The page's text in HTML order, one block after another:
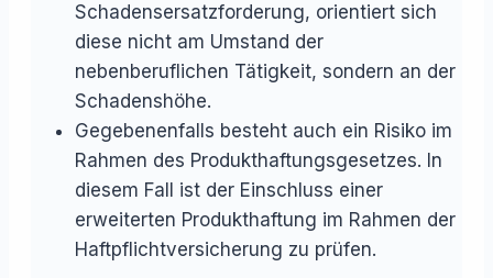
Schadensersatzforderung, orientiert sich
diese nicht am Umstand der
nebenberuflichen Tätigkeit, sondern an der
Schadenshöhe.
Gegebenenfalls besteht auch ein Risiko im
Rahmen des Produkthaftungsgesetzes. In
diesem Fall ist der Einschluss einer
erweiterten Produkthaftung im Rahmen der
Haftpflichtversicherung zu prüfen.